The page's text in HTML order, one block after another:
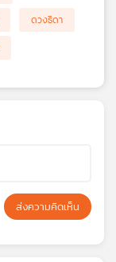
ดวงธิดา
ส่งความคิดเห็น